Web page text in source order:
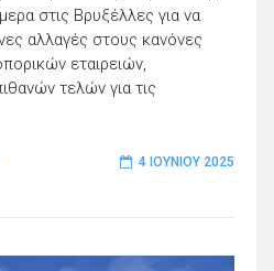
στις Βρυξέλλες για να
αλλαγές στους κανόνες
εταιρειών,
τελών για τις
4 ΙΟΥΝΊΟΥ 2025